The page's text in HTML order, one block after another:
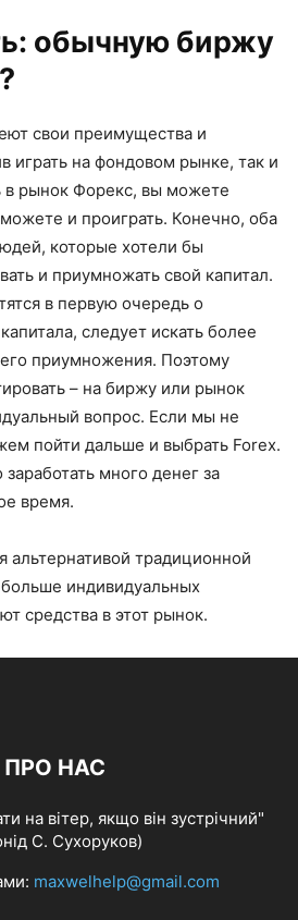
обычную биржу
свои преимущества и
играть на фондовом рынке, так и
в рынок Форекс, вы можете
и проиграть. Конечно, оба
которые хотели бы
и приумножать свой капитал.
в первую очередь о
следует искать более
приумножения. Поэтому
– на биржу или рынок
вопрос. Если мы не
пойти дальше и выбрать Forex.
много денег за
время.
альтернативой традиционной
индивидуальных
средства в этот рынок.
ПРО НАС
на вітер, якщо він зустрічний"
С. Сухоруков)
maxwelhelp@gmail.com